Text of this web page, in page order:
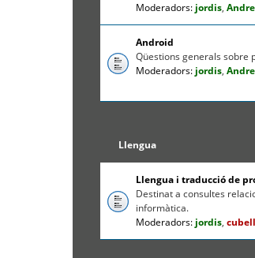
Moderadors: jordis,
Android
Qüestions generals sobre
Moderadors: jordis,
Llengua
Llengua i traducció de
Destinat a consultes
informàtica.
Moderadors: jordis,